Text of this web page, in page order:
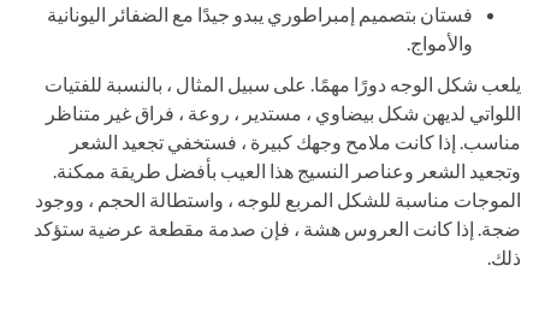
فستان بتصميم إمبراطوري يبدو جيدًا مع الضفائر اليونانية
والأمواج.
يلعب شكل الوجه دورًا مهمًا. على سبيل المثال ، بالنسبة للفتيات
اللواتي لديهن شكل بيضاوي ، مستدير ، روعة ، فراق غير متناظر
مناسب. إذا كانت ملامح وجهك كبيرة ، فستخفي تجعيد الشعر
وتجعيد الشعر وعناصر النسيج هذا العيب بأفضل طريقة ممكنة.
الموجات مناسبة للشكل المربع للوجه ، واستطالة الحجم ، ووجود
ضجة. إذا كانت العروس هشة ، فإن صدمة مقطعة عرضية ستؤكد
ذلك.